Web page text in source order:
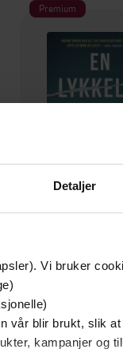
Detaljer
Vi bruker
vår blir brukt, slik
kampanjer og
Premium
En lykkelig